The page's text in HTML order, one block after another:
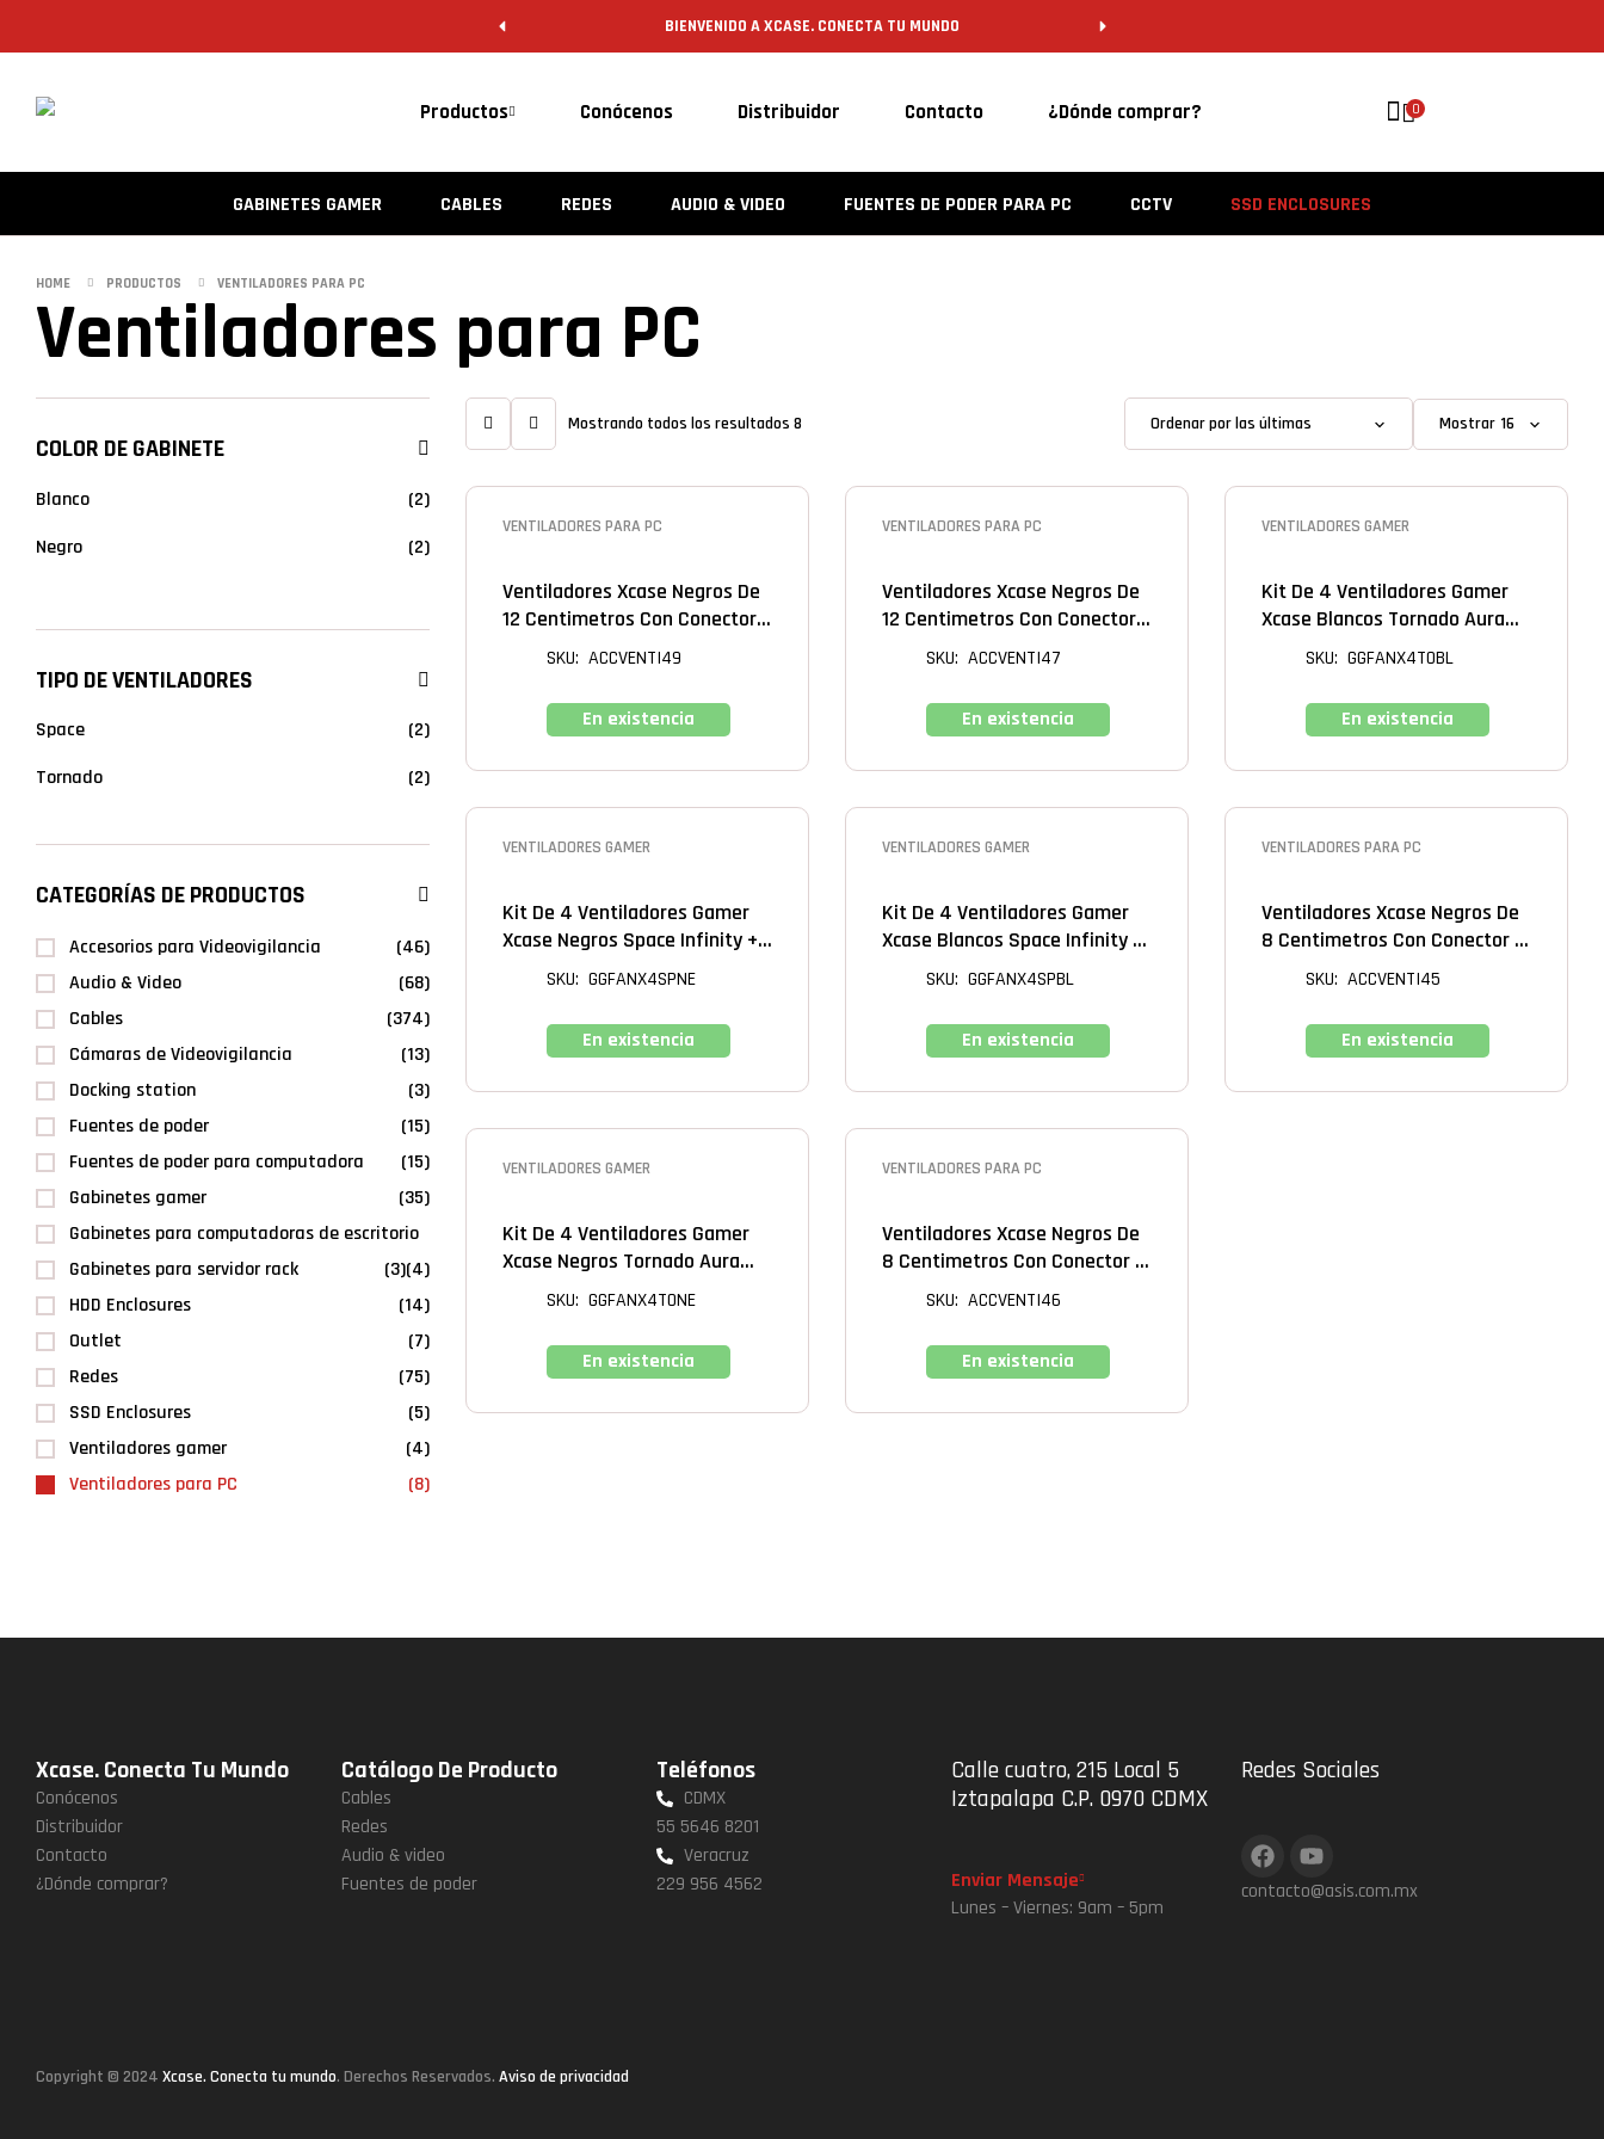
BIENVENIDO A XCASE. CONECTA TU MUNDO
Productos Conócenos Distribuidor Contacto ¿Dónde comprar? 0
GABINETES GAMER CABLES REDES AUDIO & VIDEO FUENTES DE PODER PARA PC CCTV SSD ENCLOSURES
HOME PRODUCTOS VENTILADORES PARA PC
Ventiladores para PC
Mostrando todos los resultados 8 Mostrar
VENTILADORES PARA PC
Ventiladores Xcase Negros De
12 Centimetros Con Conector 3
Pin A Tarjeta Madre
SKU: ACCVENTI49
En existencia
VENTILADORES PARA PC
Ventiladores Xcase Negros De
12 Centimetros Con Conector
4 Pin Tipo IDE (molex)
SKU: ACCVENTI47
En existencia
VENTILADORES GAMER
Kit De 4 Ventiladores Gamer
Xcase Blancos Tornado Aura
Sync + Hub Con Control
SKU: GGFANX4TOBL
En existencia
VENTILADORES GAMER
Kit De 4 Ventiladores Gamer
Xcase Negros Space Infinity +
Hub Con Control Remoto
SKU: GGFANX4SPNE
En existencia
VENTILADORES GAMER
Kit De 4 Ventiladores Gamer
Xcase Blancos Space Infinity +
Hub Con Control Remoto
SKU: GGFANX4SPBL
En existencia
VENTILADORES PARA PC
Ventiladores Xcase Negros De
8 Centimetros Con Conector 4
Pin Tipo IDE (molex)
SKU: ACCVENTI45
En existencia
VENTILADORES GAMER
Kit De 4 Ventiladores Gamer
Xcase Negros Tornado Aura
Sync + Hub Con Control
SKU: GGFANX4TONE
En existencia
VENTILADORES PARA PC
Ventiladores Xcase Negros De
8 Centimetros Con Conector 3
Pin A Tarjeta Madre
SKU: ACCVENTI46
En existencia
COLOR DE GABINETE
Blanco
(2)
Negro
(2)
TIPO DE VENTILADORES
Space
(2)
Tornado
(2)
CATEGORÍAS DE PRODUCTOS
Accesorios para Videovigilancia
(46)
Audio & Video
(68)
Cables
(374)
Cámaras de Videovigilancia
(13)
Docking station
(3)
Fuentes de poder
(15)
Fuentes de poder para computadora
(15)
Gabinetes gamer
(35)
Gabinetes para computadoras de escritorio
(4)
Gabinetes para servidor rack
(3)
HDD Enclosures
(14)
Outlet
(7)
Redes
(75)
SSD Enclosures
(5)
Ventiladores gamer
(4)
Ventiladores para PC
(8)
Xcase. Conecta Tu Mundo
Conócenos
Distribuidor
Contacto
¿Dónde comprar?
Catálogo De Producto
Cables
Redes
Audio & video
Fuentes de poder
Teléfonos
CDMX
55 5646 8201
Veracruz
229 956 4562
Calle cuatro, 215 Local 5
Iztapalapa C.P. 0970 CDMX
Enviar Mensaje
Lunes – Viernes: 9am – 5pm
Redes Sociales
contacto@asis.com.mx
Copyright © 2024 Xcase. Conecta tu mundo. Derechos Reservados. Aviso de privacidad